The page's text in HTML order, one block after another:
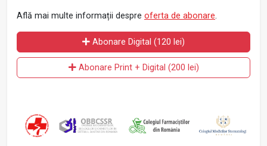
Află mai multe informații despre oferta de abonare.
Abonare Digital (120 lei)
Abonare Print + Digital (200 lei)